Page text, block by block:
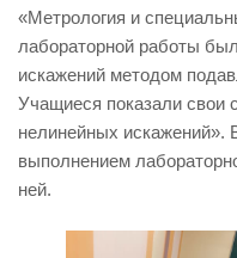
«Метрология и
лабораторной работы
искажений методом
Учащиеся показали свои
нелинейных искажений».
выполнением
ней.